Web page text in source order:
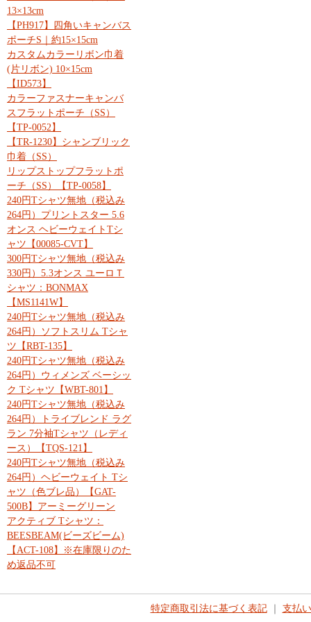
13×13cm
【PH917】四角いキャンバス
ポーチS｜約15×15cm
カスタムカラーリボン巾着
(片リボン) 10×15cm
【ID573】
カラーファスナーキャンバ
スフラットポーチ（SS）
【TP-0052】
【TR-1230】シャンブリック
巾着（SS）
リップストップフラットポ
ーチ（SS）【TP-0058】
240円Tシャツ無地（税込み
264円）プリントスター 5.6
オンス ヘビーウェイトTシ
ャツ【00085-CVT】
300円Tシャツ無地（税込み
330円）5.3オンス ユーロＴ
シャツ：BONMAX
【MS1141W】
240円Tシャツ無地（税込み
264円）ソフトスリム Tシャ
ツ【RBT-135】
240円Tシャツ無地（税込み
264円）ウィメンズ ベーシッ
ク Tシャツ【WBT-801】
240円Tシャツ無地（税込み
264円）トライブレンド ラグ
ラン 7分袖Tシャツ（レディ
ース）【TQS-121】
240円Tシャツ無地（税込み
264円）ヘビーウェイト Tシ
ャツ（色ブレ品）【GAT-
500B】アーミーグリーン
アクティブ Tシャツ：
BEESBEAM(ビーズビーム)
【ACT-108】※在庫限りのた
め返品不可
特定商取引法に基づく表記｜ 支払